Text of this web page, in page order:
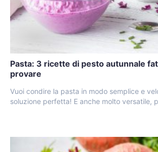
Pasta: 3 ricette di pesto autunnale
provare
Vuoi condire la pasta in modo semplice e
soluzione perfetta! E anche molto versatile,